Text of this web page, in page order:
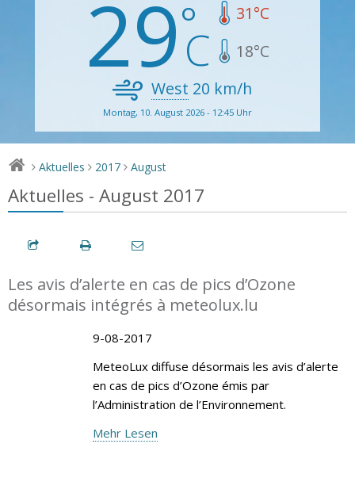
29 31°C
18°C
West 20 km/h
Montag, 10. August 2026 - 12:45 Uhr
> Aktuelles > 2017 > August
Aktuelles - August 2017
Les avis d’alerte en cas de pics d’Ozone
désormais intégrés à meteolux.lu
9-08-2017
MeteoLux diffuse désormais les avis d’alerte
en cas de pics d’Ozone émis par
l’Administration de l’Environnement.
Mehr Lesen